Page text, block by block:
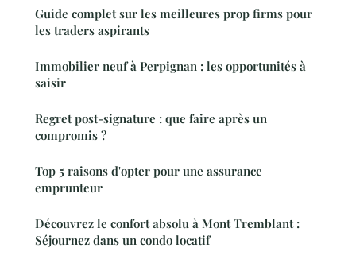
Guide complet sur les meilleures prop firms pour
les traders aspirants
Immobilier neuf à Perpignan : les opportunités à
saisir
Regret post-signature : que faire après un
compromis ?
Top 5 raisons d'opter pour une assurance
emprunteur
Découvrez le confort absolu à Mont Tremblant :
Séjournez dans un condo locatif